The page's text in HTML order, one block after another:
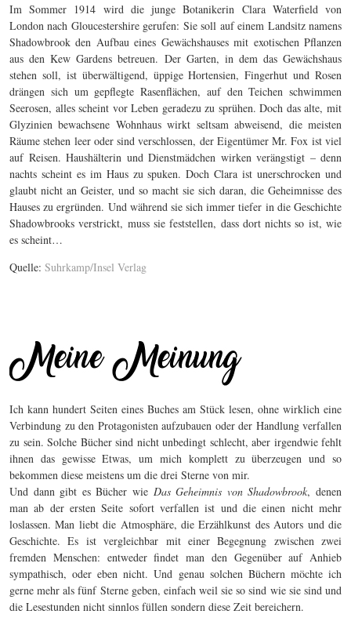
Im Sommer 1914 wird die junge Botanikerin Clara Waterfield von
London nach Gloucestershire gerufen: Sie soll auf einem Landsitz namens
Shadowbrook den Aufbau eines Gewächshauses mit exotischen Pflanzen
aus den Kew Gardens betreuen. Der Garten, in dem das Gewächshaus
stehen soll, ist überwältigend, üppige Hortensien, Fingerhut und Rosen
drängen sich um gepflegte Rasenflächen, auf den Teichen schwimmen
Seerosen, alles scheint vor Leben geradezu zu sprühen. Doch das alte, mit
Glyzinien bewachsene Wohnhaus wirkt seltsam abweisend, die meisten
Räume stehen leer oder sind verschlossen, der Eigentümer Mr. Fox ist viel
auf Reisen. Haushälterin und Dienstmädchen wirken verängstigt – denn
nachts scheint es im Haus zu spuken. Doch Clara ist unerschrocken und
glaubt nicht an Geister, und so macht sie sich daran, die Geheimnisse des
Hauses zu ergründen. Und während sie sich immer tiefer in die Geschichte
Shadowbrooks verstrickt, muss sie feststellen, dass dort nichts so ist, wie
es scheint…
Quelle: Suhrkamp/Insel Verlag
Ich kann hundert Seiten eines Buches am Stück lesen, ohne wirklich eine
Verbindung zu den Protagonisten aufzubauen oder der Handlung verfallen
zu sein. Solche Bücher sind nicht unbedingt schlecht, aber irgendwie fehlt
ihnen das gewisse Etwas, um mich komplett zu überzeugen und so
bekommen diese meistens um die drei Sterne von mir.
Und dann gibt es Bücher wie Das Geheimnis von Shadowbrook, denen
man ab der ersten Seite sofort verfallen ist und die einen nicht mehr
loslassen. Man liebt die Atmosphäre, die Erzählkunst des Autors und die
Geschichte. Es ist vergleichbar mit einer Begegnung zwischen zwei
fremden Menschen: entweder findet man den Gegenüber auf Anhieb
sympathisch, oder eben nicht. Und genau solchen Büchern möchte ich
gerne mehr als fünf Sterne geben, einfach weil sie so sind wie sie sind und
die Lesestunden nicht sinnlos füllen sondern diese Zeit bereichern.